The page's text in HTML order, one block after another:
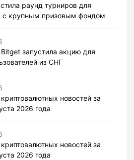
раунд турниров для
с крупным призовым фондом
запустила акцию для
из СНГ
новостей за
2026 года
новостей за
2026 года